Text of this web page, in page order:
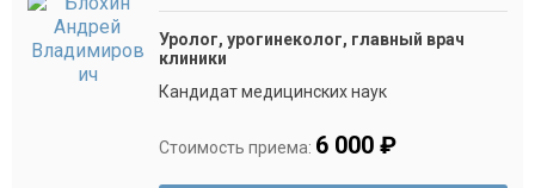
Уролог, урогинеколог, главный врач
клиники
Кандидат медицинских наук
Стоимость приема: 6 000 ₽